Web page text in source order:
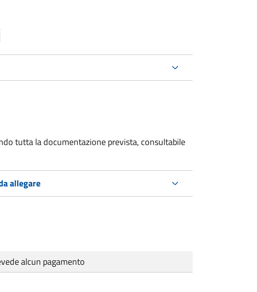
tutta la documentazione prevista, consultabile
allegare
alcun pagamento